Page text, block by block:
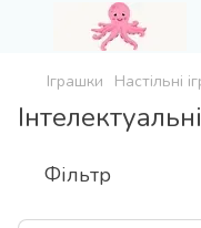
Іграшки Настільні
Фільтр